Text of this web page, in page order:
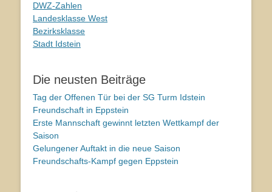
DWZ-Zahlen
Landesklasse West
Bezirksklasse
Stadt Idstein
Die neusten Beiträge
Tag der Offenen Tür bei der SG Turm Idstein
Freundschaft in Eppstein
Erste Mannschaft gewinnt letzten Wettkampf der
Saison
Gelungener Auftakt in die neue Saison
Freundschafts-Kampf gegen Eppstein